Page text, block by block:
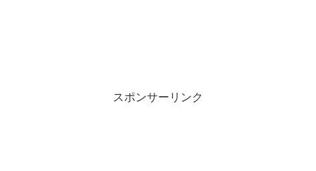
スポンサーリンク